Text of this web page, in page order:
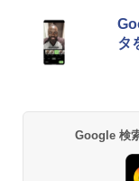
タ
Google 検